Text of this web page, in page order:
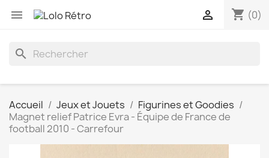
 shopping_cart (0)

search
Accueil Jeux et Jouets
Figurines et Goodies
Magnet relief Patrice Evra - Équipe de France de
football 2010 - Carrefour